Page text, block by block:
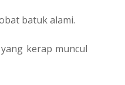
batuk alami.
kerap muncul